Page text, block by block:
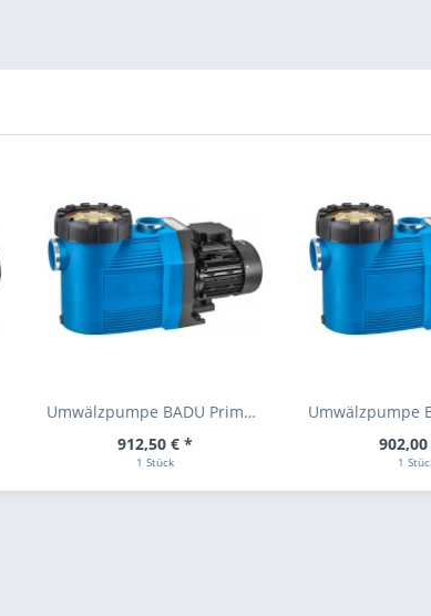
Umwälzpumpe BADU Prime 13 D/ 400V
912,50 € *
1 Stück 1